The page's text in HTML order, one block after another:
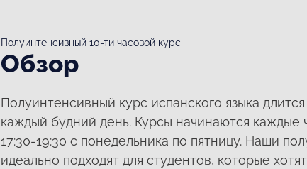
Полуинтенсивный 10-ти часовой курс
Обзор
Полуинтенсивный курс испанского языка
каждый будний день. Курсы начинаются каждые
17:30-19:30 с понедельника по пятницу. Наши
идеально подходят для студентов, которые